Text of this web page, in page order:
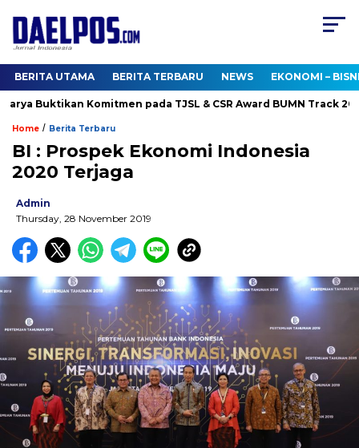
BERITA UTAMA BERITA TERBARU NEWS EKONOMI –
Buktikan Komitmen pada TJSL & CSR Award BUMN Track 2026
Home / Berita Terbaru
BI : Prospek Ekonomi Indonesia
2020 Terjaga
Admin
Thursday, 28 November 2019